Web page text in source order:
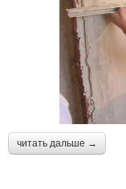
читать дальше →